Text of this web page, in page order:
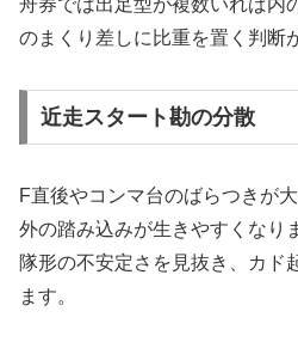
舟券では出足型が複数いれば内
のまくり差しに比重を置く判断
近走スタート勘の分散
F直後やコンマ台のばらつきが
外の踏み込みが生きやすくなり
隊形の不安定さを見抜き、カド
ます。